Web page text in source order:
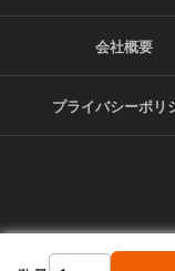
会社概要
プライバシーポリ